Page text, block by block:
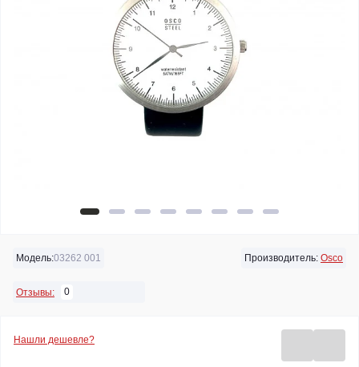
Модель:03262 001 Производитель: Osco
Отзывы: 0
Нашли дешевле?